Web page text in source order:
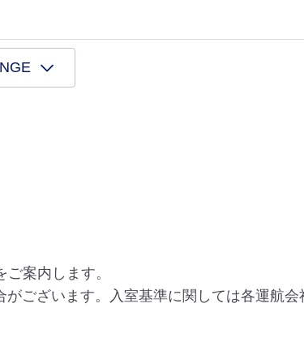
案内します。
ございます。入室基準に関しては各運航会